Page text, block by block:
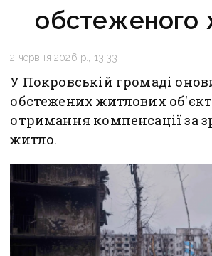
обстеженого
2 червня 2026 р., 13:33
У Покровській громаді
обстежених житлових
отримання компенсації за
житло.